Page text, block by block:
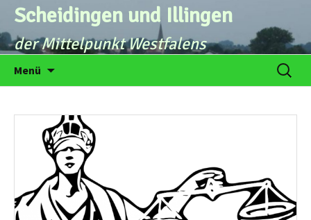
Zum
Inhalt
springen
Scheidingen und Illingen
der Mittelpunkt Westfalens
Menü
Suchen
nach: